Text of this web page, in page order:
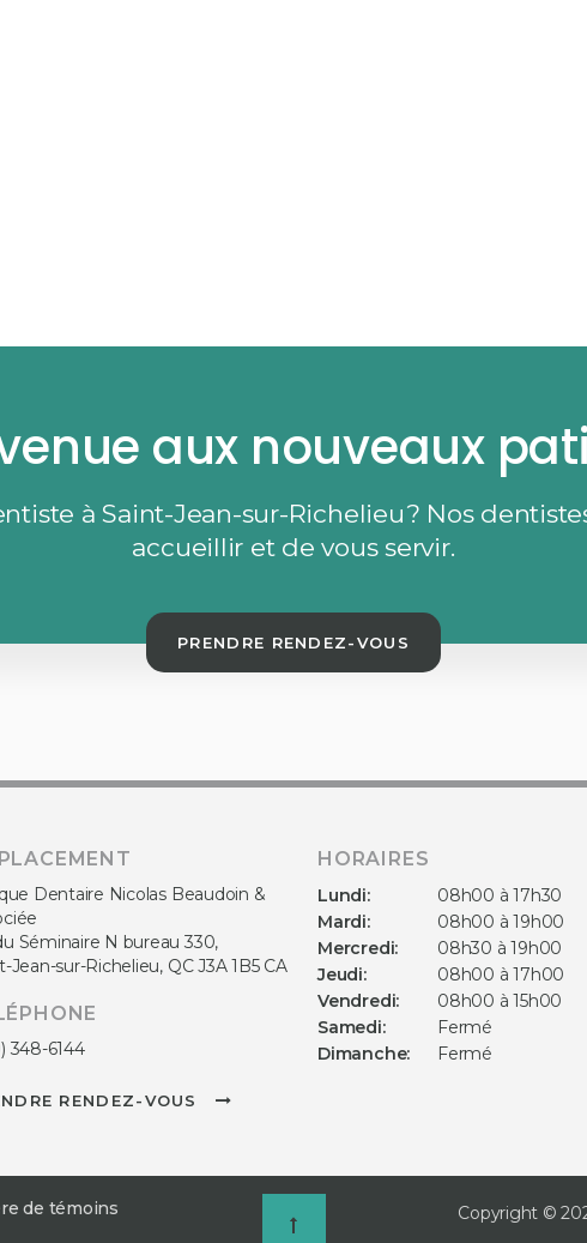
aux nouveaux
à Saint-Jean-sur-Richelieu? Nos
accueillir et de vous servir.
PRENDRE RENDEZ-VOUS
Dentaire Nicolas Beaudoin &
Séminaire N bureau 330
Jean-sur-Richelieu QC J3A 1B5 CA
348-6144
RENDEZ-VOUS
HORAIRES
Lundi:
08h00 à 17h30
Mardi:
08h00 à 19h00
Mercredi:
08h30 à 19h00
Jeudi:
08h00 à 17h00
Vendredi:
08h00 à 15h00
Samedi:
Fermé
Dimanche:
Fermé
de témoins
retour en haut Copyright ©